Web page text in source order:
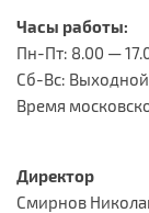
Часы работы:
Пн-Пт: 8.00 —
Сб-Вс: Выходной
Время
Директор
Смирнов